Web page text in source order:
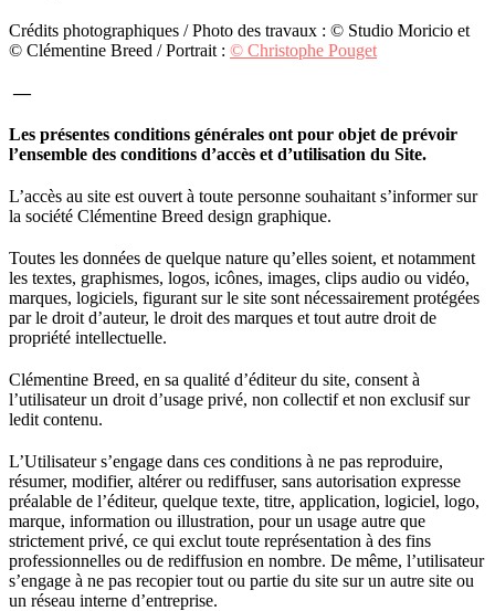
Crédits photographiques / Photo des travaux : © Studio Moricio et
© Clémentine Breed / Portrait : © Christophe Pouget
—
Les présentes conditions générales ont pour objet de prévoir
l’ensemble des conditions d’accès et d’utilisation du Site.
L’accès au site est ouvert à toute personne souhaitant s’informer sur
la société Clémentine Breed design graphique.
Toutes les données de quelque nature qu’elles soient, et notamment
les textes, graphismes, logos, icônes, images, clips audio ou vidéo,
marques, logiciels, figurant sur le site sont nécessairement protégées
par le droit d’auteur, le droit des marques et tout autre droit de
propriété intellectuelle.
Clémentine Breed, en sa qualité d’éditeur du site, consent à
l’utilisateur un droit d’usage privé, non collectif et non exclusif sur
ledit contenu.
L’Utilisateur s’engage dans ces conditions à ne pas reproduire,
résumer, modifier, altérer ou rediffuser, sans autorisation expresse
préalable de l’éditeur, quelque texte, titre, application, logiciel, logo,
marque, information ou illustration, pour un usage autre que
strictement privé, ce qui exclut toute représentation à des fins
professionnelles ou de rediffusion en nombre. De même, l’utilisateur
s’engage à ne pas recopier tout ou partie du site sur un autre site ou
un réseau interne d’entreprise.